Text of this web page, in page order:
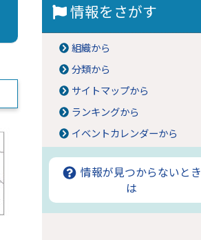
情報をさがす
組織から
分類から
サイトマップから
ランキングから
イベントカレンダーから
情報が見つからないとき
は